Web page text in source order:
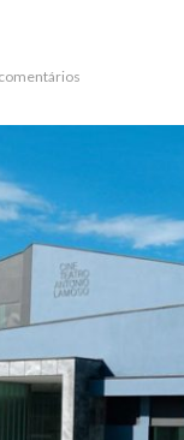
Johansen é
Feirense-
objetivos